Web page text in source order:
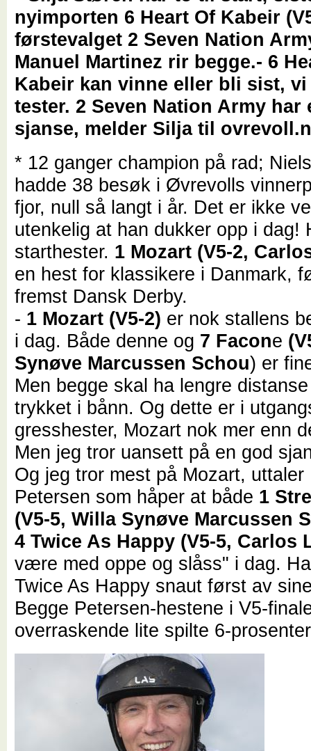
nyimporten 6 Heart Of Kabeir
førstevalget 2 Seven Nation
Manuel Martinez rir begge.- 6
Kabeir kan vinne eller bli sist,
tester. 2 Seven Nation Army har
sjanse, melder Silja til
* 12 ganger champion på rad;
hadde 38 besøk i Øvrevolls
fjor, null så langt i år. Det er ikke
utenkelig at han dukker opp i dag!
starthester. 1 Mozart (V5-2,
en hest for klassikere i Danmark,
fremst Dansk Derby.
- 1 Mozart (V5-2) er nok stallens
i dag. Både denne og 7 Facone
Synøve Marcussen Schou) er
Men begge skal ha lengre
trykket i bånn. Og dette er i
gresshester, Mozart nok mer enn
Men jeg tror uansett på en god
Og jeg tror mest på Mozart, uttaler
Petersen som håper at både 1
(V5-5, Willa Synøve Marcussen
4 Twice As Happy (V5-5, Carlos
være med oppe og slåss" i dag.
Twice As Happy snaut først av
Begge Petersen-hestene i V5-
overraskende lite spilte 6-